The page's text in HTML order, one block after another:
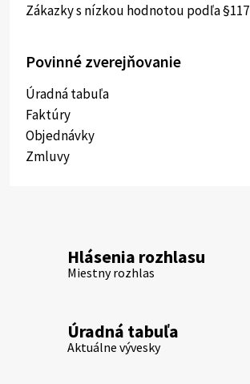
Zákazky s nízkou hodnotou podľa §117
Povinné zverejňovanie
Úradná tabuľa
Faktúry
Objednávky
Zmluvy
Hlásenia rozhlasu
Miestny rozhlas
Úradná tabuľa
Aktuálne vývesky